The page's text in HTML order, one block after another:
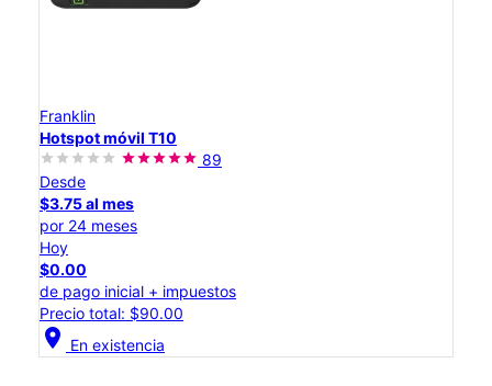
Franklin
Hotspot móvil T10
89
Desde
$3.75 al mes
por 24 meses
Hoy
$0.00
de pago inicial + impuestos
Precio total: $90.00
location_on En existencia